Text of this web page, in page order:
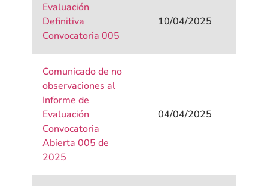
Evaluación
Definitiva
Convocatoria 005
10/04/2025
Comunicado de no
observaciones al
Informe de
Evaluación
Convocatoria
Abierta 005 de
2025
04/04/2025